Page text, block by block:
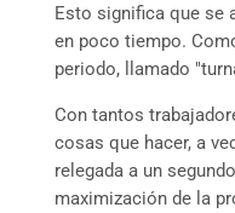
Esto significa que se
en poco tiempo.
periodo, llamado
Con tantos
cosas que hacer, a
relegada a un
maximización de la